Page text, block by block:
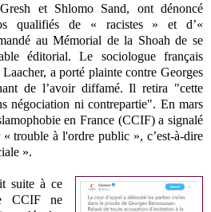
et Shlomo Sand, ont dénoncé
qualifiés de « racistes » et d’«
au Mémorial de la Shoah de se
éditorial. Le sociologue français
a porté plainte contre Georges
de l’avoir diffamé. Il retira "cette
négociation ni contrepartie". En mars
en France (CCIF) a signalé
trouble à l'ordre public », c’est-à-dire
».
suite à ce
CCIF ne